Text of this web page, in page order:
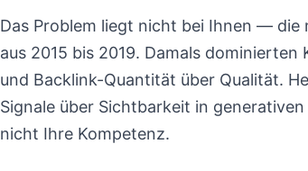
Das Problem liegt nicht bei Ihnen —
aus 2015 bis 2019. Damals
und Backlink-Quantität über Qualität.
Signale über Sichtbarkeit in
nicht Ihre Kompetenz.